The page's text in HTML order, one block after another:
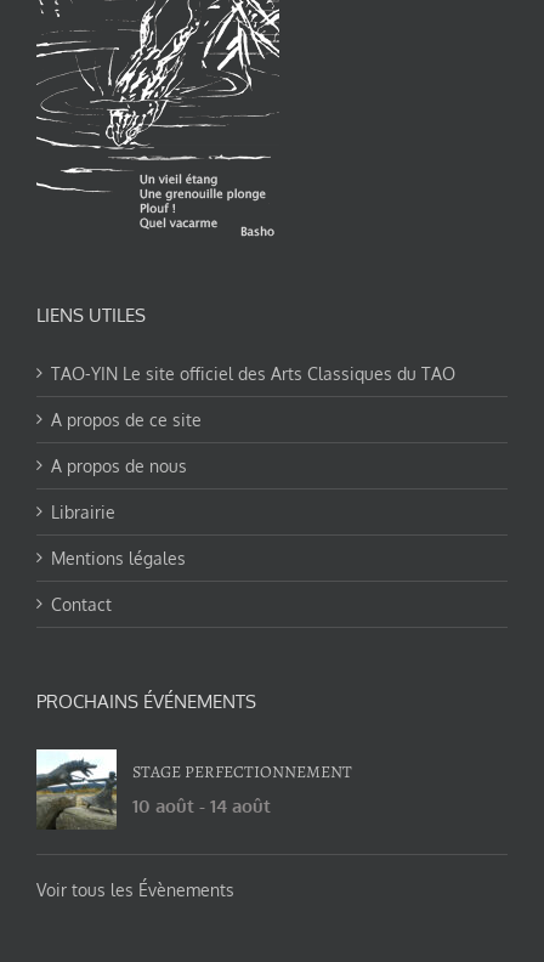
LIENS UTILES
TAO-YIN Le site officiel des Arts Classiques du TAO
A propos de ce site
A propos de nous
Librairie
Mentions légales
Contact
PROCHAINS ÉVÉNEMENTS
STAGE PERFECTIONNEMENT
10 août - 14 août
Voir tous les Évènements